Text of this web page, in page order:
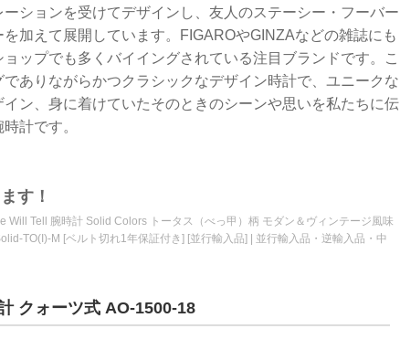
ションを受けてデザインし、友人のステーシー・フーバー
加えて展開しています。FIGAROやGINZAなどの雑誌にも
ップでも多くバイイングされている注目ブランドです。こ
ありながらかつクラシックなデザイン時計で、ユニークな
ン、身に着けていたそのときのシーンや思いを私たちに伝
計です。
す！
Will Tell 腕時計 Solid Colors トータス（べっ甲）柄 モダン＆ヴィンテージ風味
TO(I)-M [ベルト切れ1年保証付き] [並行輸入品] | 並行輸入品・逆輸入品・中
クォーツ式 AO-1500-18